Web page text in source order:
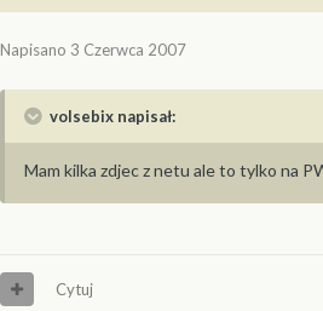
Napisano 3 Czerwca 2007
volsebix napisał:
Mam kilka zdjec z netu ale to tylko na
Cytuj